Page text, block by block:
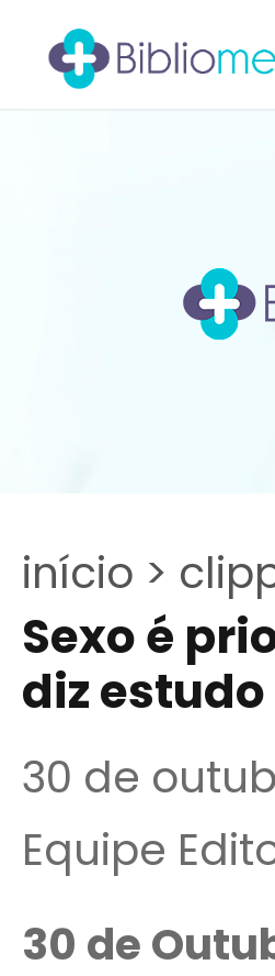
início >
Sexo é
diz estudo
30 de
Equipe
30 de